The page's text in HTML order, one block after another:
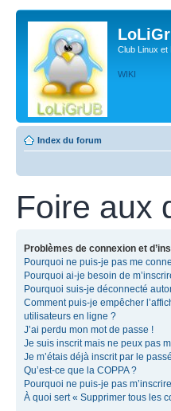
Club Linux et
WIKI
Index du forum
Foire aux
Problèmes de connexion et
Pourquoi ne puis-je pas me
Pourquoi ai-je besoin de
Pourquoi suis-je déconnecté
Comment puis-je empêcher
utilisateurs en ligne ?
J’ai perdu mon mot de passe !
Je suis inscrit mais ne peux pas
Je m’étais déjà inscrit par le
Qu’est-ce que la COPPA ?
Pourquoi ne puis-je pas
À quoi sert « Supprimer tous les